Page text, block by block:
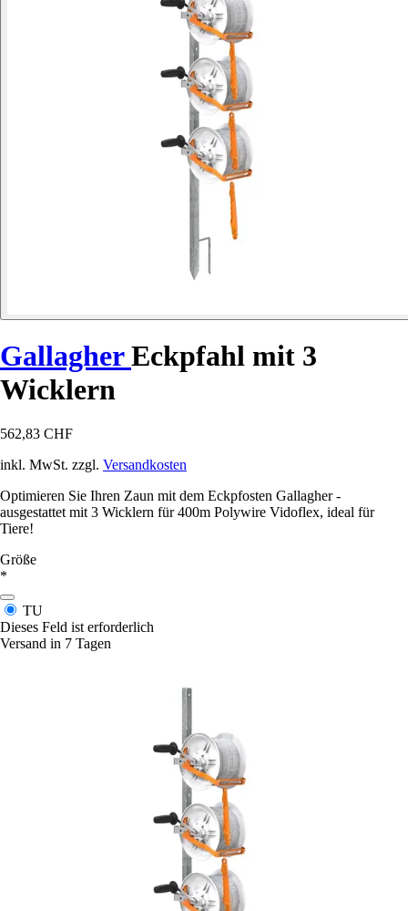
GallagherEckpfahl mit 3
Wicklern
562,83 CHF
inkl. MwSt. zzgl. Versandkosten
Optimieren Sie Ihren Zaun mit dem Eckpfosten Gallagher -
ausgestattet mit 3 Wicklern für 400m Polywire Vidoflex, ideal für
Tiere!
Größe
*
TU
Dieses Feld ist erforderlich
Versand in 7 Tagen